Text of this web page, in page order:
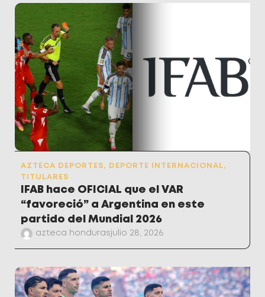
AZTECA DEPORTES, DEPORTE INTERNACIONAL,
TITULARES
IFAB hace OFICIAL que el VAR
“favoreció” a Argentina en este
partido del Mundial 2026
azteca hondurasjulio 28, 2026